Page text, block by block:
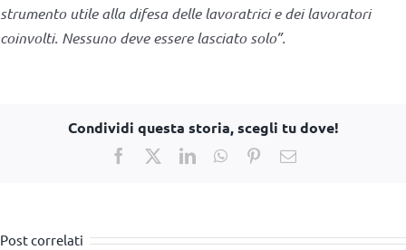
strumento utile alla difesa delle lavoratrici e dei lavoratori
coinvolti. Nessuno deve essere lasciato solo”.
Condividi questa storia, scegli tu dove!
Facebook
X LinkedInWhatsApp
PinterestEmail
Post correlati